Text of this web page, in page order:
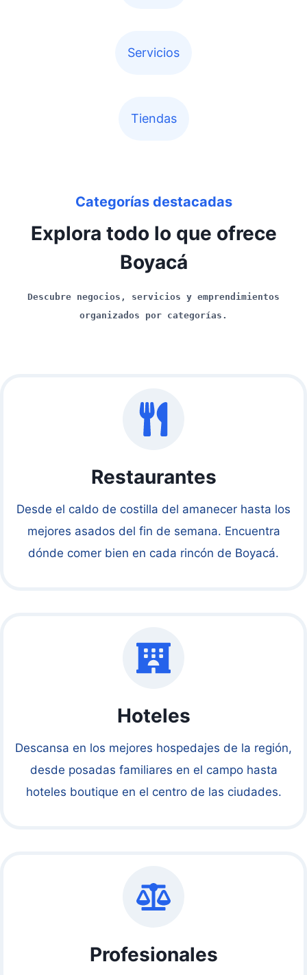
Servicios
Tiendas
Categorías destacadas
Explora todo lo que ofrece
Boyacá
Descubre negocios, servicios y emprendimientos
organizados por categorías.
Restaurantes
Desde el caldo de costilla del amanecer hasta los
mejores asados del fin de semana. Encuentra
dónde comer bien en cada rincón de Boyacá.
Hoteles
Descansa en los mejores hospedajes de la región,
desde posadas familiares en el campo hasta
hoteles boutique en el centro de las ciudades.
Profesionales